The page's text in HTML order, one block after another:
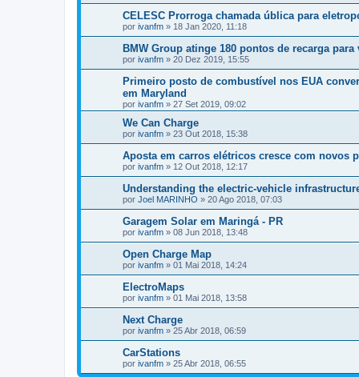
CELESC Prorroga chamada ública para
por ivanfm » 18 Jan 2020, 11:18
BMW Group atinge 180 pontos de recarga
por ivanfm » 20 Dez 2019, 15:55
Primeiro posto de combustível nos EUA
em Maryland
por ivanfm » 27 Set 2019, 09:02
We Can Charge
por ivanfm » 23 Out 2018, 15:38
Aposta em carros elétricos cresce com novos
por ivanfm » 12 Out 2018, 12:17
Understanding the electric-vehicle
por Joel MARINHO » 20 Ago 2018, 07:03
Garagem Solar em Maringá - PR
por ivanfm » 08 Jun 2018, 13:48
Open Charge Map
por ivanfm » 01 Mai 2018, 14:24
ElectroMaps
por ivanfm » 01 Mai 2018, 13:58
Next Charge
por ivanfm » 25 Abr 2018, 06:59
CarStations
por ivanfm » 25 Abr 2018, 06:55